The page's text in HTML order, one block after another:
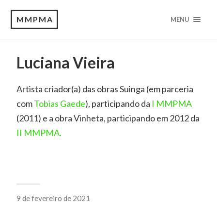
MMPMA MENU
Luciana Vieira
Artista criador(a) das obras Suinga (em parceria
comTobias Gaede), participando da I MMPMA
(2011) e a obra Vinheta, participando em 2012 da
II MMPMA.
9 de fevereiro de 2021